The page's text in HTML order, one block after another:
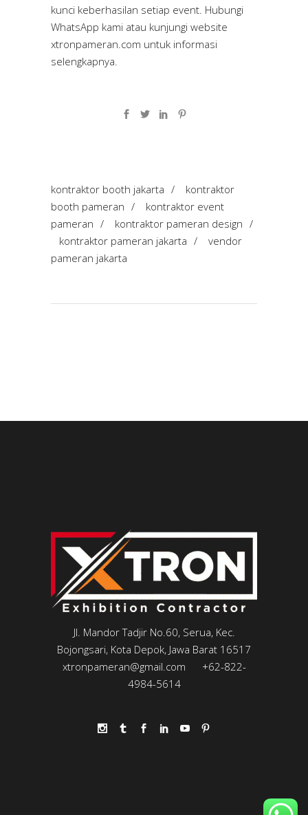
kunci keberhasilan setiap event. Hubungi
WhatsApp kami atau kunjungi website
xtronpameran.com untuk informasi
selengkapnya.
kontraktor booth jakarta /
kontraktor
booth pameran /
kontraktor event
pameran / kontraktor pameran design /
kontraktor pameran jakarta /
vendor
pameran jakarta
Jl. Mandor Tadjir No.60, Serua, Kec.
Bojongsari, Kota Depok, Jawa Barat 16517
xtronpameran@gmail.com
+62-822-
4984-5614